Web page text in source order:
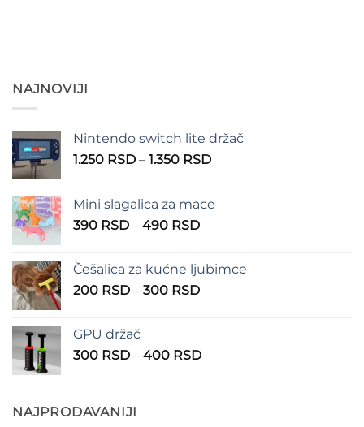
NAJNOVIJI
Nintendo switch lite držač
1.250 RSD – 1.350 RSDRaspon
1.250 RSD
Mini slagalica za mace
390 RSD – 490 RSDRaspon
390 RSD
do
Češalica za kućne ljubimce
200 RSD – 300 RSDRaspon
do
GPU držač
300 RSD – 400 RSDRaspon
NAJPRODAVANIJI